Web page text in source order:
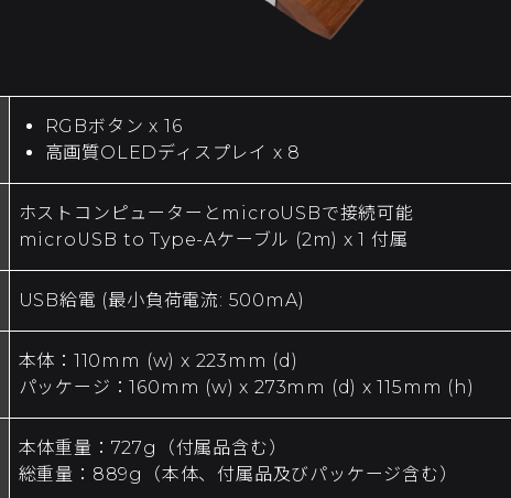
RGBボタン x 16
高画質OLEDディスプレイ x 8
ホストコンピューターとmicroUSBで接続可能
microUSB to Type-Aケーブル (2m) x 1 付属
USB給電 (最小負荷電流: 500mA)
本体：110mm (w) x 223mm (d)
パッケージ：160mm (w) x 273mm (d) x 115mm (h)
本体重量：727g（付属品含む）
総重量：889g（本体、付属品及びパッケージ含む）